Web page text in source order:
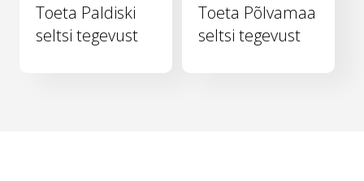
Toeta Paldiski
seltsi tegevust
Toeta Põlvamaa
seltsi tegevust